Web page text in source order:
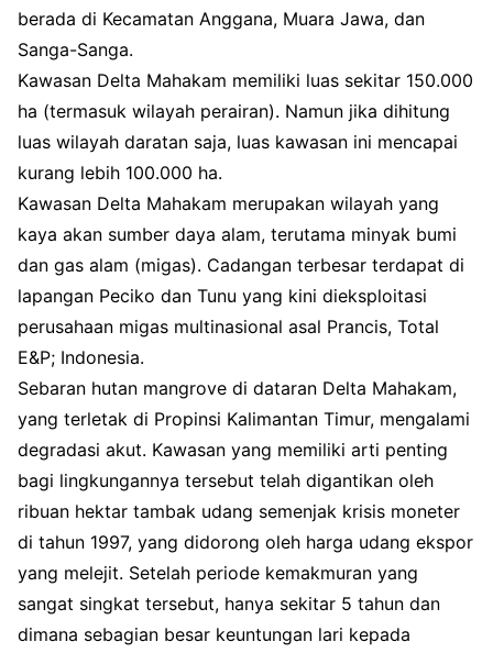
berada di Kecamatan Anggana, Muara Jawa, dan
Sanga-Sanga.
Kawasan Delta Mahakam memiliki luas sekitar 150.000
ha (termasuk wilayah perairan). Namun jika dihitung
luas wilayah daratan saja, luas kawasan ini mencapai
kurang lebih 100.000 ha.
Kawasan Delta Mahakam merupakan wilayah yang
kaya akan sumber daya alam, terutama minyak bumi
dan gas alam (migas). Cadangan terbesar terdapat di
lapangan Peciko dan Tunu yang kini dieksploitasi
perusahaan migas multinasional asal Prancis, Total
E&P; Indonesia.
Sebaran hutan mangrove di dataran Delta Mahakam,
yang terletak di Propinsi Kalimantan Timur, mengalami
degradasi akut. Kawasan yang memiliki arti penting
bagi lingkungannya tersebut telah digantikan oleh
ribuan hektar tambak udang semenjak krisis moneter
di tahun 1997, yang didorong oleh harga udang ekspor
yang melejit. Setelah periode kemakmuran yang
sangat singkat tersebut, hanya sekitar 5 tahun dan
dimana sebagian besar keuntungan lari kepada